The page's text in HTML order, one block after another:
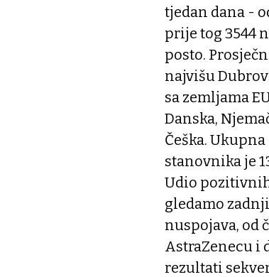
tjedan dana -
prije tog 3544
posto.
najvišu
sa zemljama
Danska,
Češka.
stanovnika je
Udio
gledamo
nuspojava, od
AstraZenecu i
rezultati